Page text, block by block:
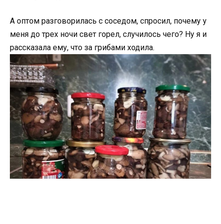
А оптом разговорилась с соседом, спросил, почему у
меня до трех ночи свет горел, случилось чего? Ну я и
рассказала ему, что за грибами ходила.